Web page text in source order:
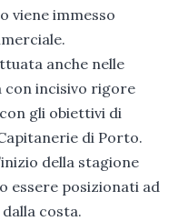
viene immesso
anche nelle
con incisivo rigore
gli obiettivi di
di Porto.
della stagione
essere posizionati ad
costa.